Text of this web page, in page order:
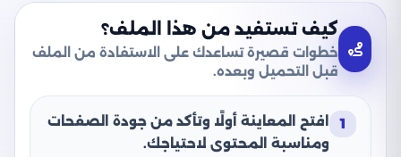
كيف تستفيد من هذا الملف؟
خطوات قصيرة تساعدك على الاستفادة من الملف
قبل التحميل وبعده.
1
افتح المعاينة أولًا وتأكد من جودة الصفحات
ومناسبة المحتوى لاحتياجك.